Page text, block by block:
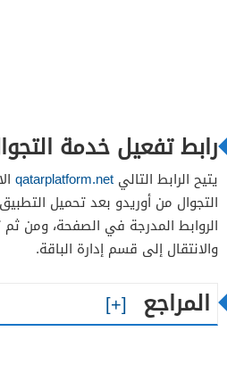
رابط تفعيل خدمة
يتيح الرابط التالي qatarplatform.net
التجوال من أوريدو بعد تحميل
الروابط المدرجة في الصفحة، ومن
والانتقال إلى قسم إدارة الباقة.
المراجع